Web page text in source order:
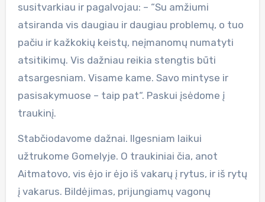
susitvarkiau ir pagalvojau: – “Su amžiumi
atsiranda vis daugiau ir daugiau problemų, o tuo
pačiu ir kažkokių keistų, neįmanomų numatyti
atsitikimų. Vis dažniau reikia stengtis būti
atsargesniam. Visame kame. Savo mintyse ir
pasisakymuose – taip pat“. Paskui įsėdome į
traukinį.
Stabčiodavome dažnai. Ilgesniam laikui
užtrukome Gomelyje. O traukiniai čia, anot
Aitmatovo, vis ėjo ir ėjo iš vakarų į rytus, ir iš rytų
į vakarus. Bildėjimas, prijungiamų vagonų